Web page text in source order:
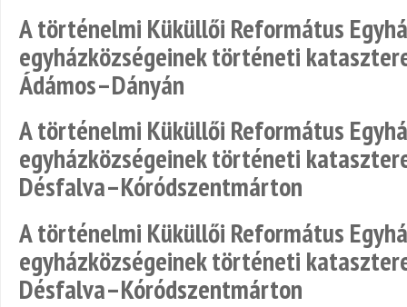
A történelmi Küküllői Református
egyházközségeinek történeti
Ádámos–Dányán
A történelmi Küküllői Református
egyházközségeinek történeti
Désfalva–Kóródszentmárton
A történelmi Küküllői Református
egyházközségeinek történeti
Désfalva–Kóródszentmárton